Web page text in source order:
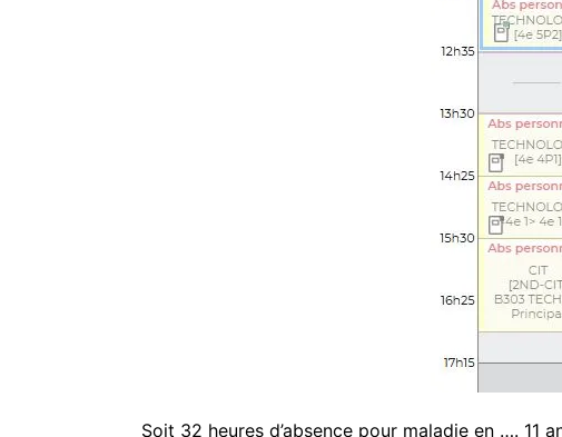
Soit 32 heures d’absence pour maladie en …. 11